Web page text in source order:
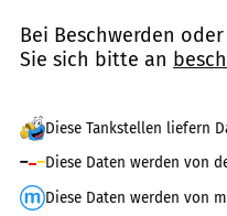
Bei Beschwerden
Sie sich bitte an
Diese Tankstellen liefern
Diese Daten werden von
Diese Daten werden von